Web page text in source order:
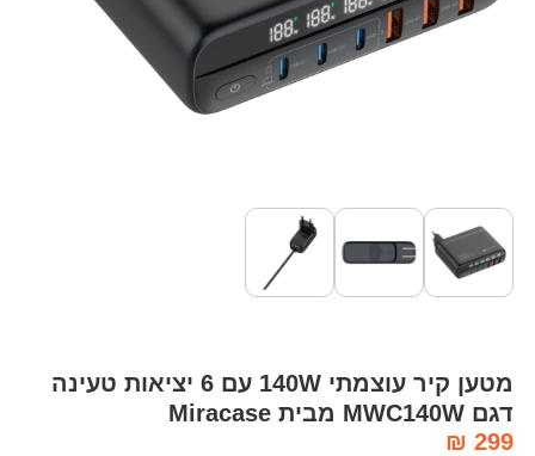
מטען קיר עוצמתי 140W עם 6 יציאות טעינה
דגם MWC140W מבית Miracase
₪ 299